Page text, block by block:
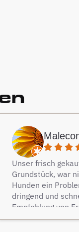
Unser frisch
Grundstück, war
Hunden ein
dringend und
Empfehlung von
Zaun bei Berg